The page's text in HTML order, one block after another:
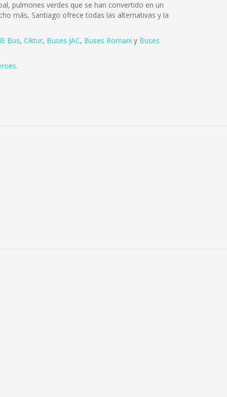
pulmones verdes que se han convertido en un
más, Santiago ofrece todas las alternativas y la
Bus, Ciktur, Buses JAC, Buses Romani y Buses
.